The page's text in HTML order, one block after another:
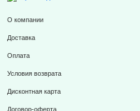
О компании
Доставка
Оплата
Условия возврата
Дисконтная карта
Договор-оферта